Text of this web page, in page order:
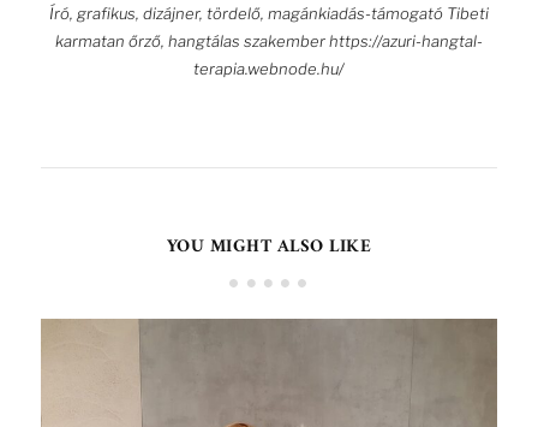
Író, grafikus, dizájner, tördelő, magánkiadás-támogató Tibeti
karmatan őrző, hangtálas szakember https://azuri-hangtal-
terapia.webnode.hu/
YOU MIGHT ALSO LIKE